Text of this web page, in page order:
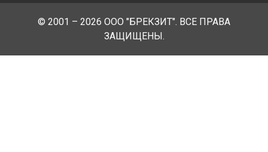
© 2001 – 2026 ООО "БРЕКЗИТ". ВСЕ ПРАВА
ЗАЩИЩЕНЫ.